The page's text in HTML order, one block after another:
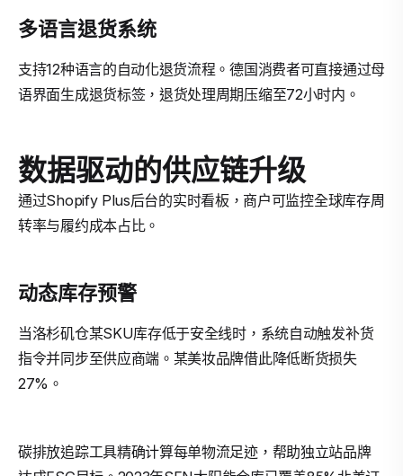
多语言退货系统
支持12种语言的自动化退货流程。德国消费者可直接通过母
语界面生成退货标签，退货处理周期压缩至72小时内。
数据驱动的供应链升级
通过Shopify Plus后台的实时看板，商户可监控全球库存周
转率与履约成本占比。
动态库存预警
当洛杉矶仓某SKU库存低于安全线时，系统自动触发补货
指令并同步至供应商端。某美妆品牌借此降低断货损失
27%。
碳排放追踪工具精确计算每单物流足迹，帮助独立站品牌